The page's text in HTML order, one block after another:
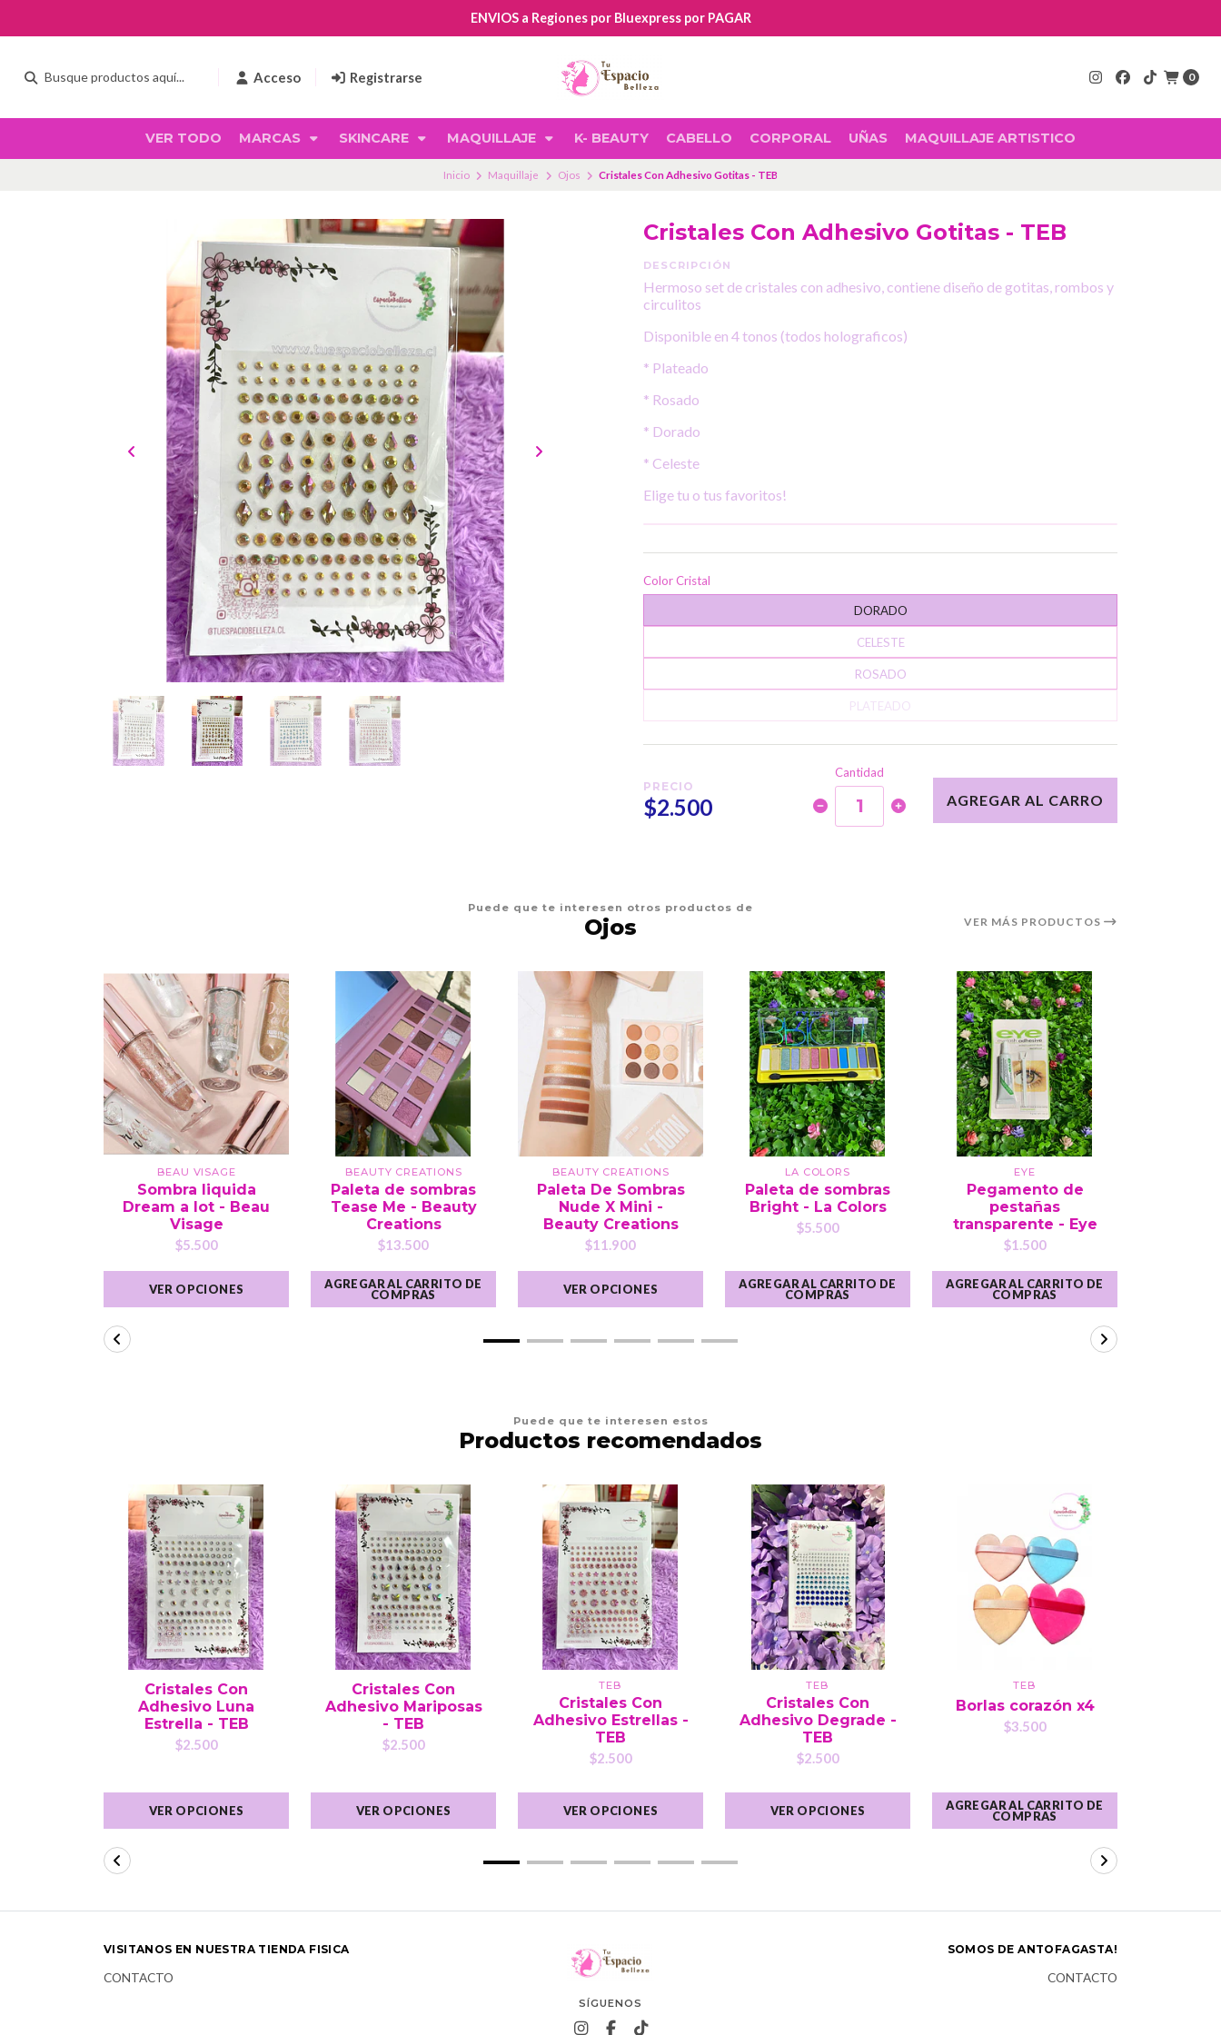
Acceso Registrarse 0
VER TODO MARCAS SKINCARE MAQUILLAJE K- BEAUTY CABELLO CORPORAL UÑAS MAQUILLAJE ARTISTICO
ENVIOS a Regiones por Bluexpress por PAGAR
Inicio Maquillaje Ojos Cristales Con Adhesivo Gotitas - TEB
Cristales Con Adhesivo Gotitas - TEB
DESCRIPCIÓN
Hermoso set de cristales con adhesivo, contiene diseño de gotitas, rombos y
circulitos
Disponible en 4 tonos (todos holograficos)
* Plateado
* Rosado
* Dorado
* Celeste
Elige tu o tus favoritos!
Color Cristal
DORADO
CELESTE
ROSADO
PLATEADO
PRECIO
$2.500
Cantidad
AGREGAR AL CARRO
Puede que te interesen otros productos de
Ojos VER MÁS PRODUCTOS
BEAU VISAGE
Sombra liquida
Dream a lot - Beau
Visage
$5.500
VER OPCIONES
BEAUTY CREATIONS
Paleta de sombras
Tease Me - Beauty
Creations
$13.500
AGREGAR AL CARRITO DE
COMPRAS
BEAUTY CREATIONS
Paleta De Sombras
Nude X Mini -
Beauty Creations
$11.900
VER OPCIONES
LA COLORS
Paleta de sombras
Bright - La Colors
$5.500
AGREGAR AL CARRITO DE
COMPRAS
EYE
Pegamento de
pestañas
transparente - Eye
$1.500
AGREGAR AL CARRITO DE
COMPRAS
Puede que te interesen estos
Productos recomendados
Cristales Con
Adhesivo Luna
Estrella - TEB
$2.500
VER OPCIONES
Cristales Con
Adhesivo Mariposas
- TEB
$2.500
VER OPCIONES
TEB
Cristales Con
Adhesivo Estrellas -
TEB
$2.500
VER OPCIONES
TEB
Cristales Con
Adhesivo Degrade -
TEB
$2.500
VER OPCIONES
TEB
Borlas corazón x4
$3.500
AGREGAR AL CARRITO DE
COMPRAS
SÍGUENOS
VISITANOS EN NUESTRA TIENDA FISICA
CONTACTO
SOMOS DE ANTOFAGASTA!
CONTACTO